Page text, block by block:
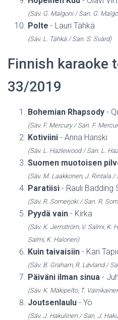
(Säv. G. Malgoni / San. G.
Polte - Lauri Tähkä
(Säv. L. Tähkä / San. S. Svärd)
Finnish karaoke
33/2019
Bohemian Rhapsody -
(Säv. F. Mercury / San. F.
Kotiviini - Anna Hanski
(Säv. L. Hazlewood / San. L.
Suomen muotoisen
(Säv. M. Laakkonen, J. Rintala /
Paratiisi - Rauli Badding
(Säv. R. Somerjoki / San. R.
Pyydä vain - Kirka
(Säv. K. Jernström, V. Salmi, K.
Salmi, K. Halonen)
Kuin taivaisiin - Kari
(Säv. B. Graham, R. Løvland /
Päiväni ilman sinua -
(Säv. K. Mäkipelto, T.
Joutsenlaulu - Yö
(Säv. J. Hakulinen / San. J.